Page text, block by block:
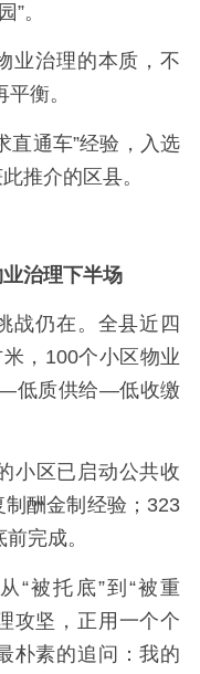
。
业治理的本质，不
衡。
直通车”经验，入选
推介的区县。
治理下半场
战仍在。全县近四
，100个小区物业
—低质供给—低收缴
小区已启动公共收
酬金制经验；323
完成。
“被托底”到“被重
攻坚，正用一个个
朴素的追问：我的